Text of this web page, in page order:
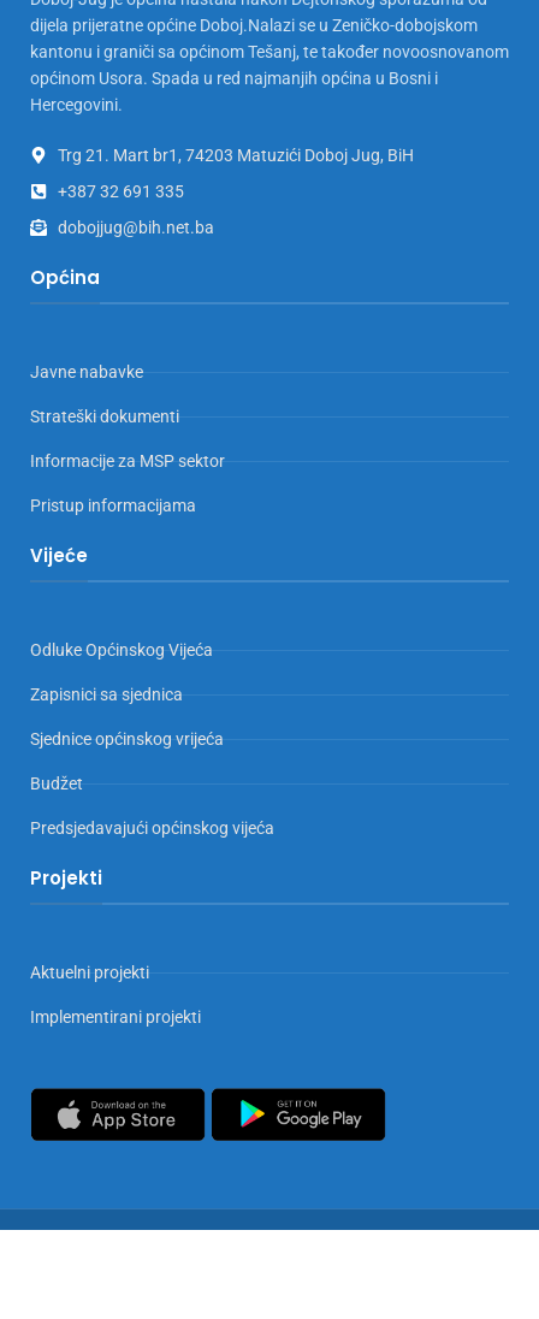
dijela prijeratne općine Doboj.Nalazi se u Zeničko-dobojskom
kantonu i graniči sa općinom Tešanj, te također novoosnovanom
općinom Usora. Spada u red najmanjih općina u Bosni i
Hercegovini.
Trg 21. Mart br1, 74203 Matuzići Doboj Jug, BiH
+387 32 691 335
dobojjug@bih.net.ba
Općina
Javne nabavke
Strateški dokumenti
Informacije za MSP sektor
Pristup informacijama
Vijeće
Odluke Općinskog Vijeća
Zapisnici sa sjednica
Sjednice općinskog vrijeća
Budžet
Predsjedavajući općinskog vijeća
Projekti
Aktuelni projekti
Implementirani projekti